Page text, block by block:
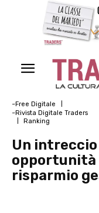
~Free Digitale
~Rivista Digitale Traders
Ranking
Un
opportunità
risparmio